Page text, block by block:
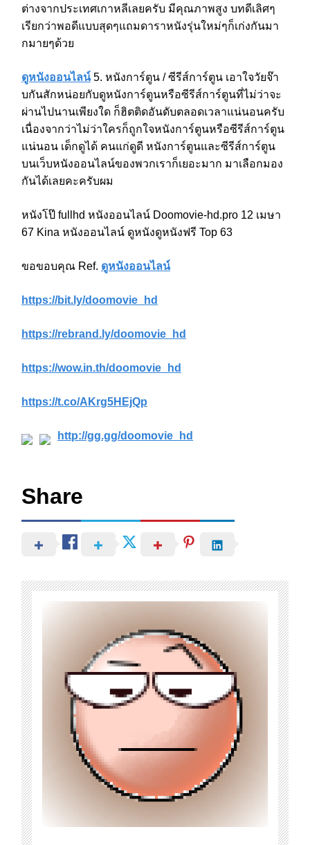
ต่างจากประเทศเกาหลีเลยครับ มีคุณภาพสูง บทดีเลิศๆ
เรียกว่าพอดีแบบสุดๆแถมดาราหนังรุ่นใหม่ๆก็เก่งกันมา
กมายๆด้วย
ดูหนังออนไลน์5. หนังการ์ตูน / ซีรีส์การ์ตูน เอาใจวัยจ๊า
บกันสักหน่อยกับดูหนังการ์ตูนหรือซีรีส์การ์ตูนที่ไม่ว่าจะ
ผ่านไปนานเพียงใด ก็ฮิตติดอันดับตลอดเวลาแน่นอนครับ
เนื่องจากว่าไม่ว่าใครก็ถูกใจหนังการ์ตูนหรือซีรีส์การ์ตูน
แน่นอน เด็กดูได้ คนแก่ดูดี หนังการ์ตูนและซีรีส์การ์ตูน
บนเว็บหนังออนไลน์ของพวกเราก็เยอะมาก มาเลือกมอง
กันได้เลยคะครับผม
หนังโป๊ fullhd หนังออนไลน์ Doomovie-hd.pro 12 เมษา
67 Kina หนังออนไลน์ ดูหนังดูหนังฟรี Top 63
ขอขอบคุณ Ref. ดูหนังออนไลน์
https://bit.ly/doomovie_hd
https://rebrand.ly/doomovie_hd
https://wow.in.th/doomovie_hd
https://t.co/AKrg5HEjQp
http://gg.gg/doomovie_hd
Share